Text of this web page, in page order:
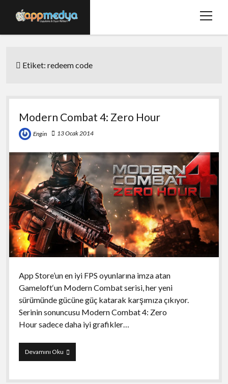
menüyü
Hakkımızda
twitterfacebook
Etiket:redeem code
Modern Combat 4: Zero Hour
Engin 13 Ocak 2014
App Store’un en iyi FPS oyunlarına imza atan
Gameloft‘un Modern Combat serisi, her yeni
sürümünde gücüne güç katarak karşımıza çıkıyor.
Serinin sonuncusu Modern Combat 4: Zero
Hour sadece daha iyi grafikler…
Devamını OkuModern
Combat
Zero